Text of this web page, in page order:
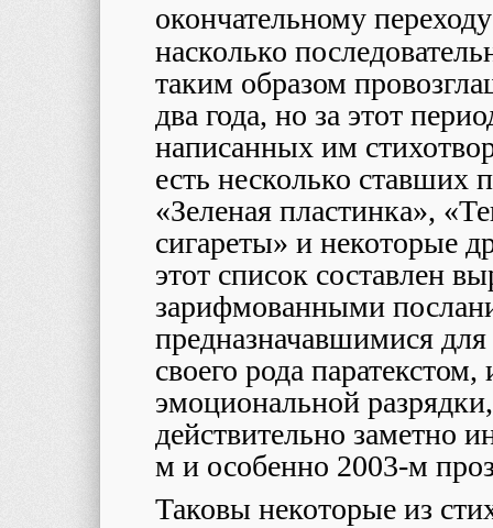
окончательному
насколько
таким образом
два года, но за этот
написанных им
есть несколько ставших
«Зеленая пластинка»,
сигареты» и некоторые
этот список составлен
зарифмованными
предназначавшимися
своего рода
эмоциональной
действительно заметно
м и особенно 2003-м
Таковы некоторые из